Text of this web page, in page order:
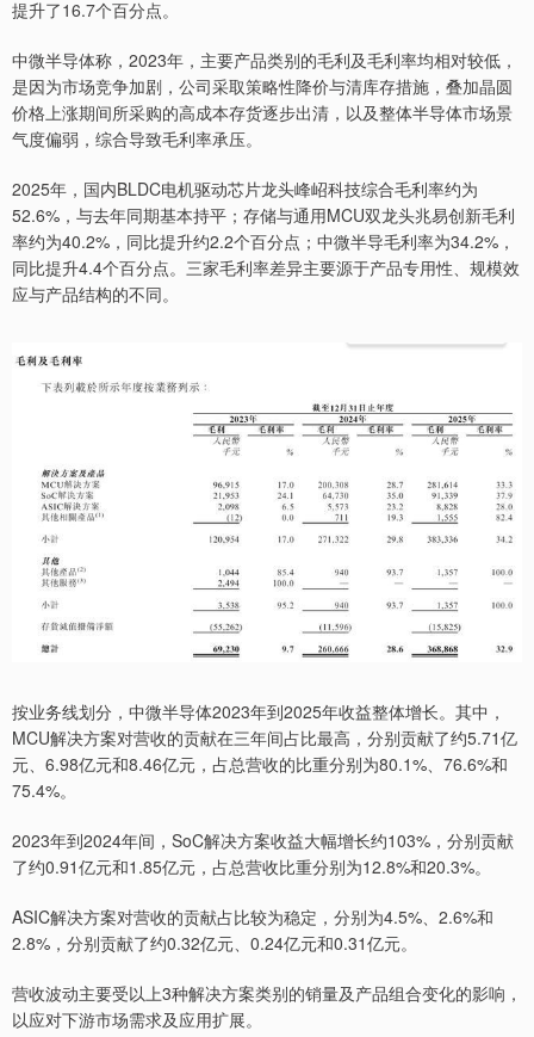
提升了16.7个百分点。
中微半导体称，2023年，主要产品类别的毛利及毛利率均相对较低，
是因为市场竞争加剧，公司采取策略性降价与清库存措施，叠加晶圆
价格上涨期间所采购的高成本存货逐步出清，以及整体半导体市场景
气度偏弱，综合导致毛利率承压。
2025年，国内BLDC电机驱动芯片龙头峰岹科技综合毛利率约为
52.6%，与去年同期基本持平；存储与通用MCU双龙头兆易创新毛利
率约为40.2%，同比提升约2.2个百分点；中微半导毛利率为34.2%，
同比提升4.4个百分点。三家毛利率差异主要源于产品专用性、规模效
应与产品结构的不同。
按业务线划分，中微半导体2023年到2025年收益整体增长。其中，
MCU解决方案对营收的贡献在三年间占比最高，分别贡献了约5.71亿
元、6.98亿元和8.46亿元，占总营收的比重分别为80.1%、76.6%和
75.4%。
2023年到2024年间，SoC解决方案收益大幅增长约103%，分别贡献
了约0.91亿元和1.85亿元，占总营收比重分别为12.8%和20.3%。
ASIC解决方案对营收的贡献占比较为稳定，分别为4.5%、2.6%和
2.8%，分别贡献了约0.32亿元、0.24亿元和0.31亿元。
营收波动主要受以上3种解决方案类别的销量及产品组合变化的影响，
以应对下游市场需求及应用扩展。